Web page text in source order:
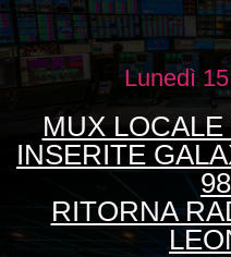
Lunedì
MUX
INSERITE
RITORNA